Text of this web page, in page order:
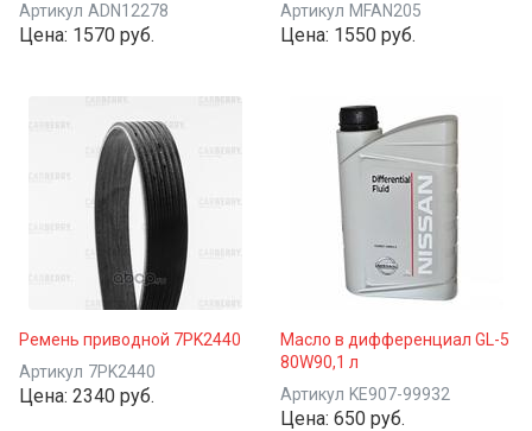
Артикул ADN12278
Цена: 1570 руб.
Артикул MFAN205
Цена: 1550 руб.
Ремень приводной 7PK2440
Артикул 7PK2440
Цена: 2340 руб.
Масло в дифференциал GL-5
80W90,1 л
Артикул KE907-99932
Цена: 650 руб.